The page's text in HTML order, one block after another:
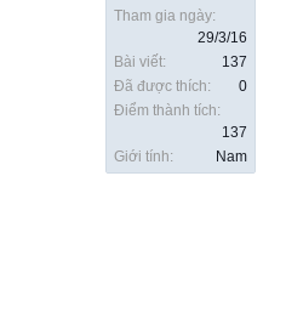
Tham gia ngày:
29/3/16
Bài viết:
137
Đã được thích:
0
Điểm thành tích:
137
Giới tính:
Nam